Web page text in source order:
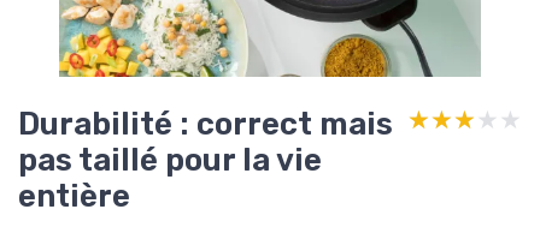
Durabilité : correct mais
pas taillé pour la vie
entière
★★★★★
★★★★★